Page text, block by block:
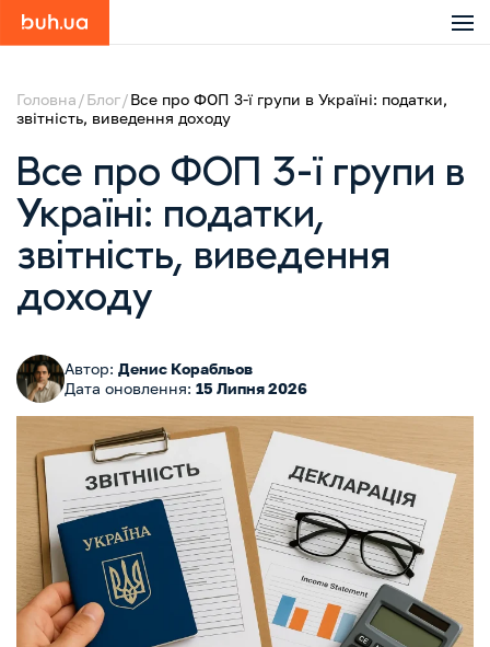
Головна Блог Все про ФОП 3-ї групи в Україні: податки,
звітність, виведення доходу
Все про ФОП 3-ї групи в
Україні: податки,
звітність, виведення
доходу
Автор: Денис Корабльов
Дата оновлення: 15 Липня 2026